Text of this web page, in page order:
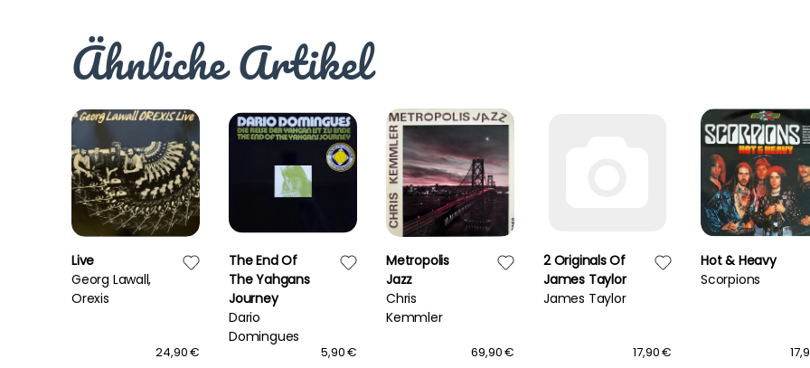
Ähnliche Artikel
Live
Georg Lawall,
Orexis
24,90 €
The End Of
The Yahgans
Journey
Dario
Domingues
5,90 €
Metropolis
Jazz
Chris
Kemmler
69,90 €
2 Originals Of
James Taylor
James Taylor
17,90 €
Hot & Heavy
Scorpions